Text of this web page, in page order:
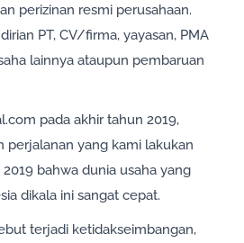
perizinan resmi perusahaan.
PT, CV/firma, yayasan, PMA
lainnya ataupun pembaruan
pada akhir tahun 2019,
perjalanan yang kami lakukan
bahwa dunia usaha yang
dikala ini sangat cepat.
terjadi ketidakseimbangan,